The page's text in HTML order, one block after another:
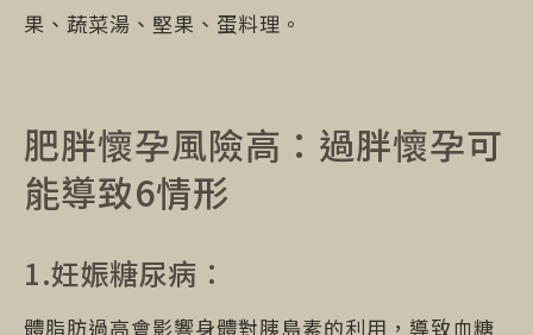
果、蔬菜湯、堅果、蛋料理。
肥胖懷孕風險高：過胖懷孕可
能導致6情形
1.妊娠糖尿病：
體脂肪過高會影響身體對胰島素的利用，導致血糖